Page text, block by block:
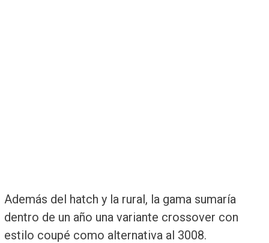
Además del hatch y la rural, la gama sumaría
dentro de un año una variante crossover con
estilo coupé como alternativa al 3008.